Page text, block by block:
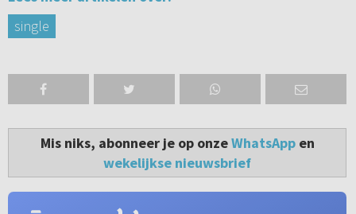
single
Mis niks, abonneer je op onzeWhatsAppen
wekelijkse nieuwsbrief